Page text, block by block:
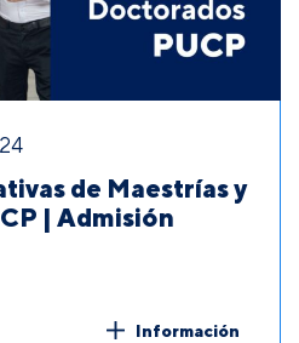
de Maestrías y
| Admisión
Información